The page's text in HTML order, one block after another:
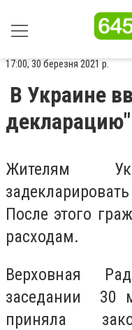
17:00, 30 березня 2021 р.
В Украине
декларацию"
Жителям
После этого
расходам.
Верховная
заседании 30
приняла